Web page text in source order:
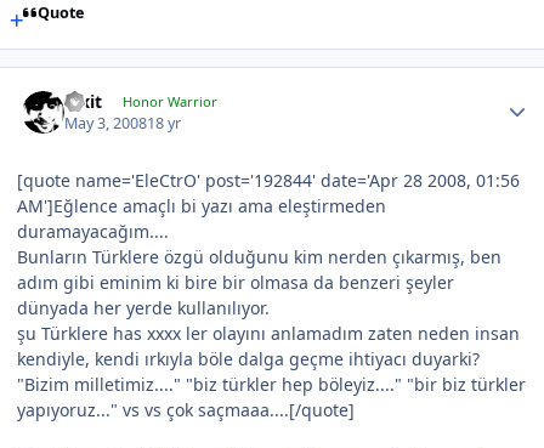
Quote
Pixit Honor Warrior
May 3, 200818 yr
[quote name='EleCtrO' post='192844' date='Apr 28 2008, 01:56
AM']Eğlence amaçlı bi yazı ama eleştirmeden
duramayacağım....
Bunların Türklere özgü olduğunu kim nerden çıkarmış, ben
adım gibi eminim ki bire bir olmasa da benzeri şeyler
dünyada her yerde kullanılıyor.
şu Türklere has xxxx ler olayını anlamadım zaten neden insan
kendiyle, kendi ırkıyla böle dalga geçme ihtiyacı duyarki?
"Bizim milletimiz...." "biz türkler hep böleyiz...." "bir biz türkler
yapıyoruz..." vs vs çok saçmaaa....[/quote]